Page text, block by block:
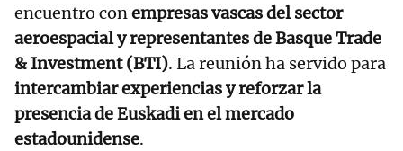
encuentro conempresas vascas del sector
aeroespacial y representantes de Basque Trade
& Investment (BTI). La reunión ha servido para
intercambiar experiencias y reforzar la
presencia de Euskadi en el mercado
estadounidense.